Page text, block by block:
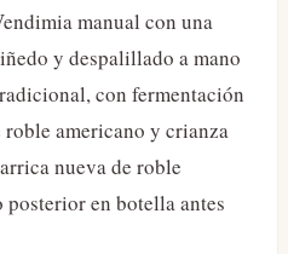
manual con una
y despalillado a mano
con fermentación
americano y crianza
nueva de roble
en botella antes